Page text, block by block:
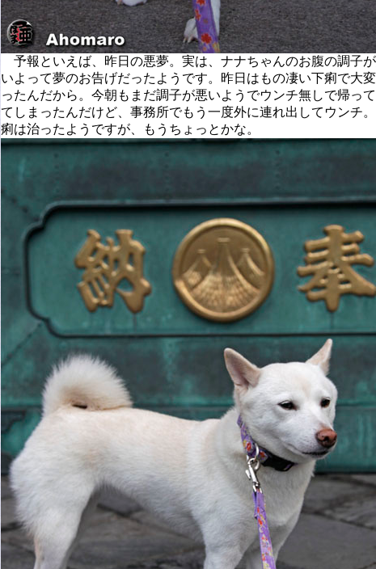
予報といえば、昨日の悪夢。実は、ナナちゃんのお腹の調子
いよって夢のお告げだったようです。昨日はもの凄い下痢で大
ったんだから。今朝もまだ調子が悪いようでウンチ無しで帰っ
てしまったんだけど、事務所でもう一度外に連れ出してウンチ
痢は治ったようですが、もうちょっとかな。